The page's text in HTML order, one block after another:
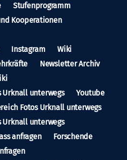
Stufenprogramm
Kooperationen
Instagram
Wiki
Newsletter Archiv
Urknall unterwegs
Youtube
Fotos Urknall unterwegs
Urknall unterwegs
anfragen
Forschende